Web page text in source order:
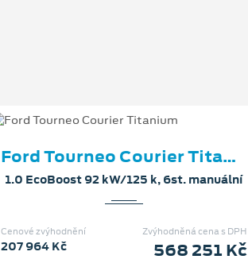
Ford Tourneo Courier Titanium
1.0 EcoBoost 92 kW/125 k, 6st. manuální
Zvýhodněná cena s DPH
568 251 Kč
Cenové zvýhodnění
207 964 Kč